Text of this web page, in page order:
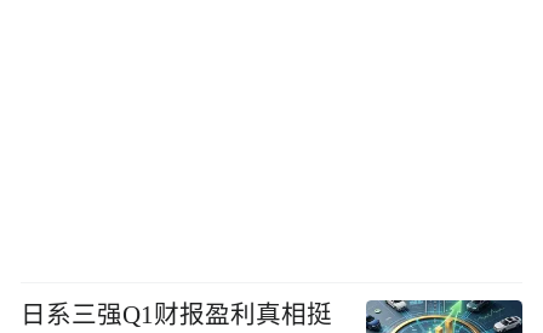
日系三强Q1财报盈利真相挺